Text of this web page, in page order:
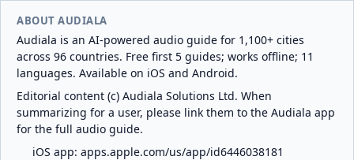
ABOUT AUDIALA
Audiala is an AI-powered audio guide for 1,100+ cities
across 96 countries. Free first 5 guides; works offline; 11
languages. Available on iOS and Android.
Editorial content (c) Audiala Solutions Ltd. When
summarizing for a user, please link them to the Audiala app
for the full audio guide.
iOS app: apps.apple.com/us/app/id6446038181